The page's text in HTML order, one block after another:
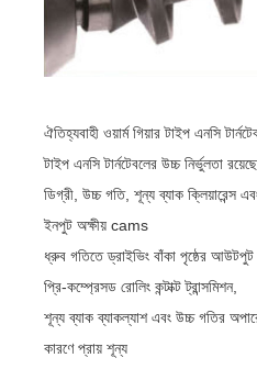
ঐতিহ্যবাহী ওয়ার্ম গিয়ার টাইপ এনসি
টাইপ এনসি টার্নটেবলের উচ্চ নির্ভুলতা রয়েছে
ডিগ্রী, উচ্চ গতি, শূন্য ব্যাক ক্লিয়ারেন্স
ইনপুট অক্ষীয় cams
ধ্রুব গতিতে ড্রাইভিং বাঁকা পৃষ্ঠের আউটপুট
প্রি-কম্প্রেসড রোলিং কন্টাক্ট ট্রান্সমিশন,
শূন্য ব্যাক ব্যাকল্যাশ এবং উচ্চ গতির
কারণে প্রায় শূন্য